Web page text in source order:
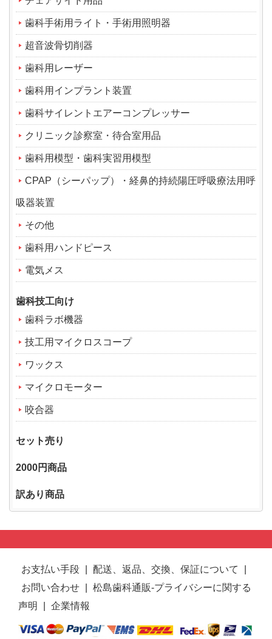
歯科手術用ライト・手術用照明器
超音波骨切削器
歯科用レーザー
歯科用インプラント装置
歯科サイレントエアーコンプレッサー
クリニック診察室・待合室用品
歯科用模型・歯科実習用模型
CPAP（シーパップ）・経鼻的持続陽圧呼吸療法用呼
吸器装置
その他
歯科用ハンドピース
電気メス
歯科技工向け
歯科ラボ機器
技工用マイクロスコープ
ワックス
マイクロモーター
咬合器
セット売り
2000円商品
訳あり商品
お支払い手段 配送、返品、交換、保証について
お問い合わせ
松島歯科通販-プライバシーに関する
声明
企業情報